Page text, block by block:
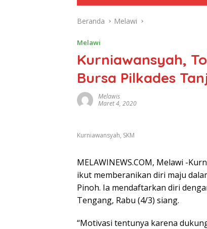
Beranda Melawi
Melawi
Kurniawansyah,
Bursa Pilkades
Melawis
Maret 4, 2020
Kurniawansyah, SKM
MELAWINEWS.COM, Melawi -
ikut memberanikan diri maju
Pinoh. Ia mendaftarkan diri
Tengang, Rabu (4/3) siang.
“Motivasi tentunya karena